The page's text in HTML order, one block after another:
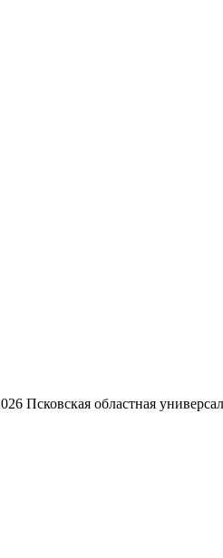
Псковская областная